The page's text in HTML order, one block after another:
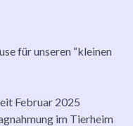
für unseren “kleinen
Februar 2025
im Tierheim